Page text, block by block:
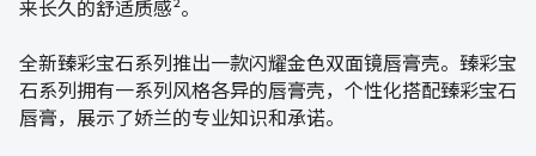
来长久的舒适质感²。
全新臻彩宝石系列推出一款闪耀金色双面镜唇膏壳。臻彩宝
石系列拥有一系列风格各异的唇膏壳，个性化搭配臻彩宝石
唇膏，展示了娇兰的专业知识和承诺。